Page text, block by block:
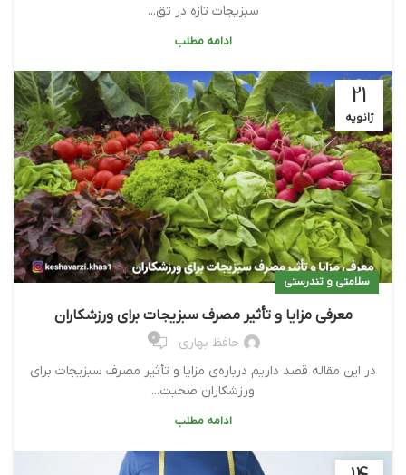
سبزیجات تازه در تق...
ادامه مطلب
21
ژانویه
سلامتی و تندرستی
معرفی مزایا و تأثیر مصرف سبزیجات برای ورزشکاران
حافظ بهاری 0
در این مقاله قصد داریم درباره‌ی مزایا و تأثیر مصرف سبزیجات برای
ورزشکاران صحبت...
ادامه مطلب